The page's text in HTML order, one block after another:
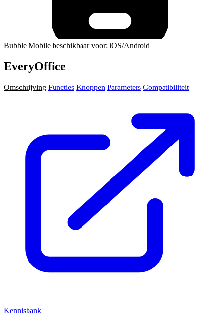
Bubble Mobile beschikbaar voor: iOS/Android
EveryOffice
Omschrijving Functies Knoppen Parameters Compatibiliteit
Kennisbank